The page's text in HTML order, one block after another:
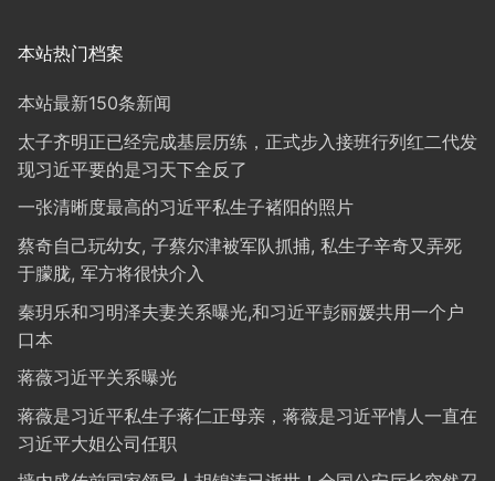
本站热门档案
本站最新150条新闻
太子齐明正已经完成基层历练，正式步入接班行列红二代发
现习近平要的是习天下全反了
一张清晰度最高的习近平私生子褚阳的照片
蔡奇自己玩幼女, 子蔡尔津被军队抓捕, 私生子辛奇又弄死
于朦胧, 军方将很快介入
秦玥乐和习明泽夫妻关系曝光,和习近平彭丽媛共用一个户
口本
蒋薇习近平关系曝光
蒋薇是习近平私生子蒋仁正母亲，蒋薇是习近平情人一直在
习近平大姐公司任职